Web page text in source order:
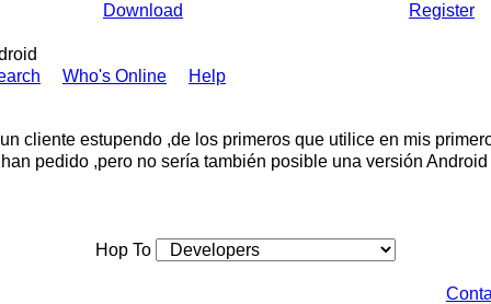
Download Register
Who's Online Help
cliente estupendo ,de los primeros que utilice en mis
pedido ,pero no sería también posible una versión
Hop To